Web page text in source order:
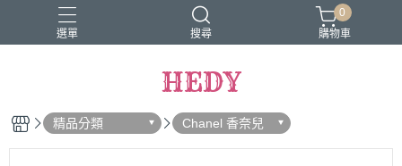
選單 搜尋
0
購物車
HEDY
精品分類 Chanel 香奈兒